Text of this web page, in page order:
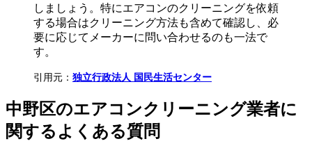
しましょう。特にエアコンのクリーニングを依頼
する場合はクリーニング方法も含めて確認し、必
要に応じてメーカーに問い合わせるのも一法で
す。
引用元： 独立行政法人 国民生活センター
中野区のエアコンクリーニング業者に
関するよくある質問